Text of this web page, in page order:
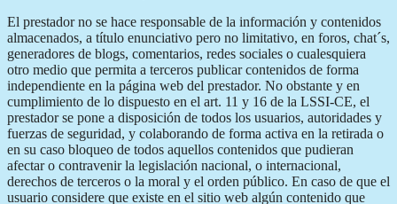
El prestador no se hace responsable de la información y contenidos
almacenados, a título enunciativo pero no limitativo, en foros, chat´s,
generadores de blogs, comentarios, redes sociales o cualesquiera
otro medio que permita a terceros publicar contenidos de forma
independiente en la página web del prestador. No obstante y en
cumplimiento de lo dispuesto en el art. 11 y 16 de la LSSI-CE, el
prestador se pone a disposición de todos los usuarios, autoridades y
fuerzas de seguridad, y colaborando de forma activa en la retirada o
en su caso bloqueo de todos aquellos contenidos que pudieran
afectar o contravenir la legislación nacional, o internacional,
derechos de terceros o la moral y el orden público. En caso de que el
usuario considere que existe en el sitio web algún contenido que